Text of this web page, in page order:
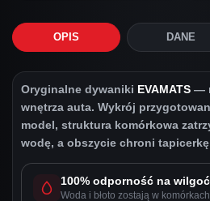
OPIS DANE
Oryginalne dywaniki EVAMATS —
wnętrza auta. Wykrój
model, struktura komórkowa
wodę, a obszycie chroni
100% odporność na wilgoć
Woda i błoto zostają w